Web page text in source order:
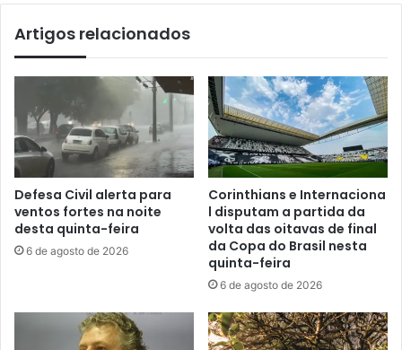
Artigos relacionados
Defesa Civil alerta para
ventos fortes na noite
desta quinta-feira
6 de agosto de 2026
Corinthians e Internaciona
l disputam a partida da
volta das oitavas de final
da Copa do Brasil nesta
quinta-feira
6 de agosto de 2026